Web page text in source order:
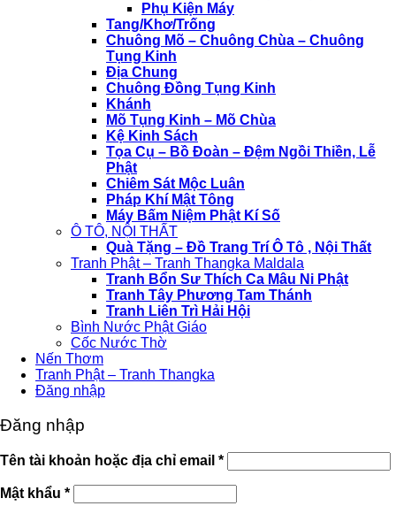
Phụ Kiện Máy
Tang/Khơ/Trống
Chuông Mõ – Chuông Chùa – Chuông
Tụng Kinh
Địa Chung
Chuông Đồng Tụng Kinh
Khánh
Mõ Tụng Kinh – Mõ Chùa
Kệ Kinh Sách
Tọa Cụ – Bồ Đoàn – Đệm Ngồi Thiền, Lễ
Phật
Chiêm Sát Mộc Luân
Pháp Khí Mật Tông
Máy Bấm Niệm Phật Kí Số
Ô TÔ, NỘI THẤT
Quà Tặng – Đồ Trang Trí Ô Tô , Nội Thất
Tranh Phật – Tranh Thangka Maldala
Tranh Bổn Sư Thích Ca Mâu Ni Phật
Tranh Tây Phương Tam Thánh
Tranh Liên Trì Hải Hội
Bình Nước Phật Giáo
Cốc Nước Thờ
Nến Thơm
Tranh Phật – Tranh Thangka
Đăng nhập
Đăng nhập
Tên tài khoản hoặc địa chỉ email *Bắt
buộc
Mật khẩu *Bắt